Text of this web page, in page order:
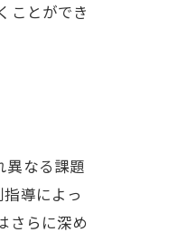
ことができ
異なる課題
導によっ
さらに深め